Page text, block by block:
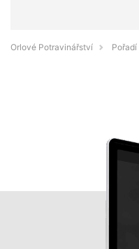
Orlové Potravinářství